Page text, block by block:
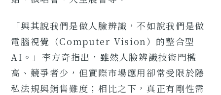
「與其說我們是做人臉辨識，不如說我們是做
電腦視覺（Computer Vision）的整合型
AI。」李方奇指出，雖然人臉辨識技術門檻
高、競爭者少，但實際市場應用卻常受限於隱
私法規與銷售難度；相比之下，真正有剛性需